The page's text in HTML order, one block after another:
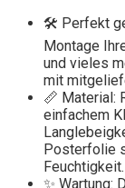
🛠️ Perfekt
Montage
und vieles
mit
📏 Material:
einfachem
Posterfolie
Feuchtigkeit.
✨ Wartung: